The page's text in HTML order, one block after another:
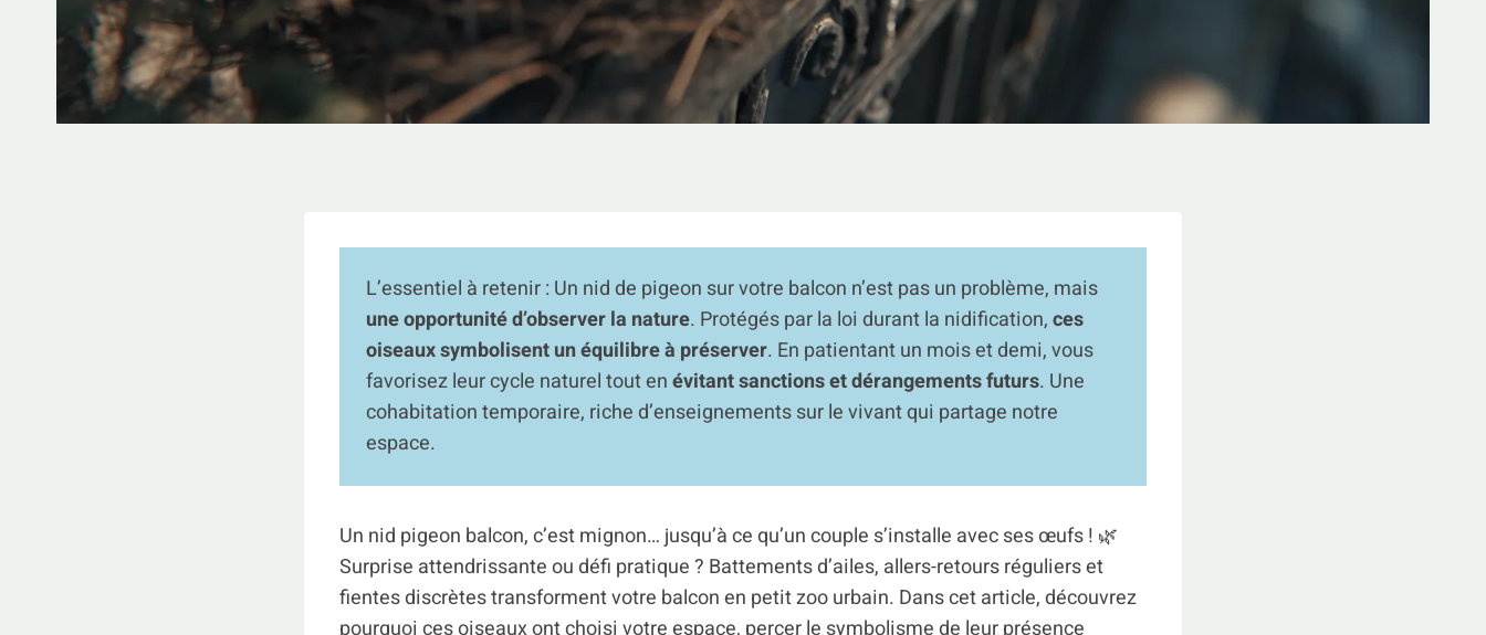
L’essentiel à retenir : Un nid de pigeon sur votre balcon n’est pas un problème, mais
une opportunité d’observer la nature. Protégés par la loi durant la nidification,ces
oiseaux symbolisent un équilibre à préserver. En patientant un mois et demi, vous
favorisez leur cycle naturel tout enévitant sanctions et dérangements futurs. Une
cohabitation temporaire, riche d’enseignements sur le vivant qui partage notre
espace.
Un nid pigeon balcon, c’est mignon… jusqu’à ce qu’un couple s’installe avec ses œufs ! 🌿
Surprise attendrissante ou défi pratique ? Battements d’ailes, allers-retours réguliers et
fientes discrètes transforment votre balcon en petit zoo urbain. Dans cet article, découvrez
pourquoi ces oiseaux ont choisi votre espace, percer le symbolisme de leur présence